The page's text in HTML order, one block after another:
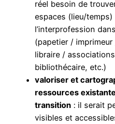
réel besoin de
espaces (lieu/
l’interprofession
(papetier /
libraire /
bibliothécaire, etc.)
valoriser et
ressources
transition : il serait
visibles et